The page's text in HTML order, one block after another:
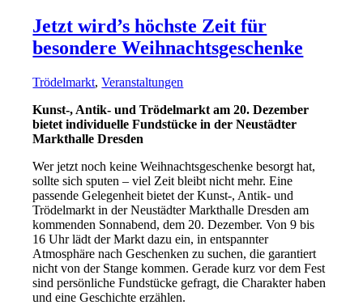
Jetzt wird’s höchste Zeit für
besondere Weihnachtsgeschenke
Trödelmarkt,Veranstaltungen
Kunst-, Antik- und Trödelmarkt am 20. Dezember
bietet individuelle Fundstücke in der Neustädter
Markthalle Dresden
Wer jetzt noch keine Weihnachtsgeschenke besorgt hat,
sollte sich sputen – viel Zeit bleibt nicht mehr. Eine
passende Gelegenheit bietet der Kunst-, Antik- und
Trödelmarkt in der Neustädter Markthalle Dresden am
kommenden Sonnabend, dem 20. Dezember. Von 9 bis
16 Uhr lädt der Markt dazu ein, in entspannter
Atmosphäre nach Geschenken zu suchen, die garantiert
nicht von der Stange kommen. Gerade kurz vor dem Fest
sind persönliche Fundstücke gefragt, die Charakter haben
und eine Geschichte erzählen.